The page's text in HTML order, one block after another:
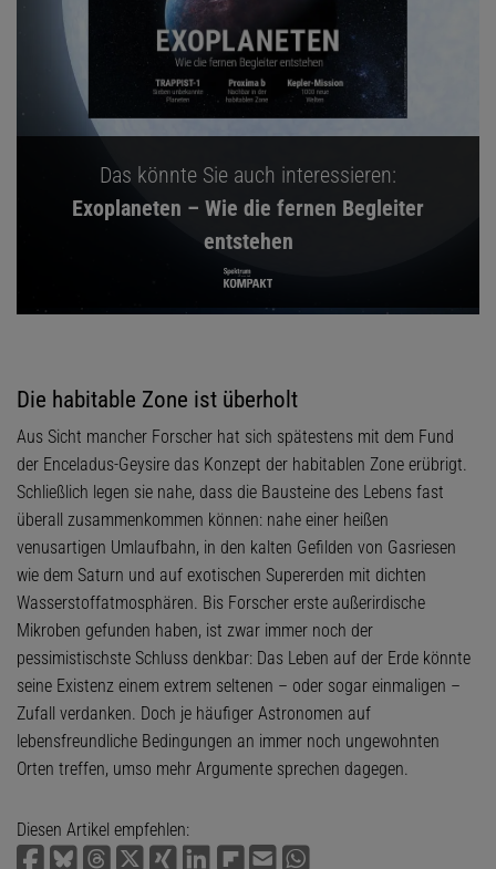
Das könnte Sie auch interessieren:
Exoplaneten – Wie die fernen Begleiter
entstehen
Die habitable Zone ist überholt
Aus Sicht mancher Forscher hat sich spätestens mit dem Fund
der Enceladus-Geysire das Konzept der habitablen Zone erübrigt.
Schließlich legen sie nahe, dass die Bausteine des Lebens fast
überall zusammenkommen können: nahe einer heißen
venusartigen Umlaufbahn, in den kalten Gefilden von Gasriesen
wie dem Saturn und auf exotischen Supererden mit dichten
Wasserstoffatmosphären. Bis Forscher erste außerirdische
Mikroben gefunden haben, ist zwar immer noch der
pessimistischste Schluss denkbar: Das Leben auf der Erde könnte
seine Existenz einem extrem seltenen – oder sogar einmaligen –
Zufall verdanken. Doch je häufiger Astronomen auf
lebensfreundliche Bedingungen an immer noch ungewohnten
Orten treffen, umso mehr Argumente sprechen dagegen.
Diesen Artikel empfehlen: